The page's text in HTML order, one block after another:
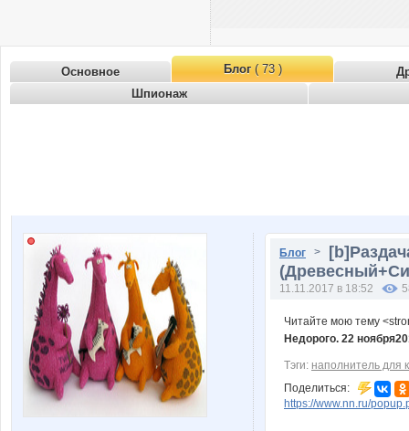
Основное Блог( 73 )
Шпионаж
Блог >
11.11.2017 в 18:52
Читайте мою тему
Недорого. 22
Тэги: наполнитель для
Поделиться:
https://www.nn.ru/